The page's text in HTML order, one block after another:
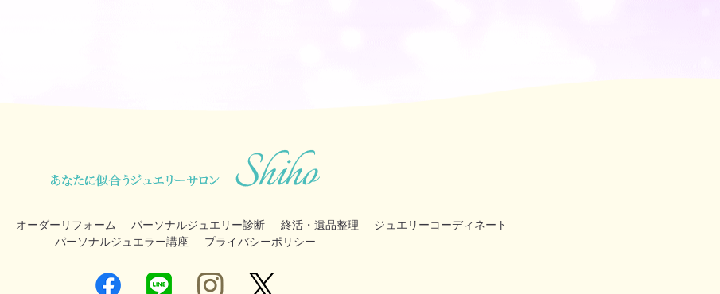
オーダーリフォーム パーソナルジュエリー診断 終活・遺品整理
ジュエリーコーディネート
パーソナルジュエラー講座
プライバシーポリシー